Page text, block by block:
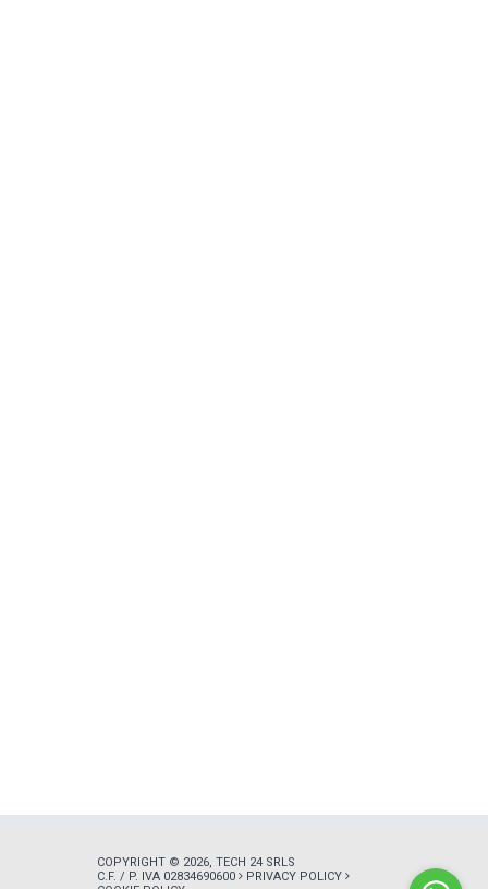
COPYRIGHT © 2026, TECH 24 SRLS
C.F. / P. IVA 02834690600
PRIVACY POLICY